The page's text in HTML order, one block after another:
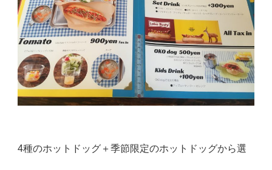
4種のホットドッグ＋季節限定のホットドッグから選